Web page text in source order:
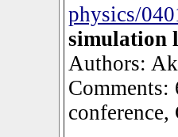
physics/
simulation
Authors:
Comments:
conference,